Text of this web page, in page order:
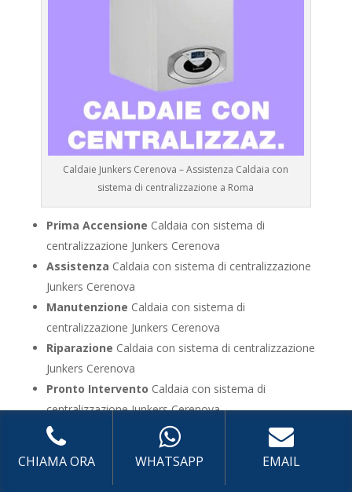
Caldaie Junkers Cerenova – Assistenza Caldaia con
sistema di centralizzazione a Roma
Prima Accensione Caldaia con sistema di
centralizzazione Junkers Cerenova
Assistenza Caldaia con sistema di centralizzazione
Junkers Cerenova
Manutenzione Caldaia con sistema di
centralizzazione Junkers Cerenova
Riparazione Caldaia con sistema di centralizzazione
Junkers Cerenova
Pronto Intervento Caldaia con sistema di
centralizzazione Junkers Cerenova
Sostituzione
Caldaia con sistema di
centralizzazione Junkers Cerenova
Pulizia Caldaia con sistema di centralizzazione
CHIAMA ORA WHATSAPP EMAIL